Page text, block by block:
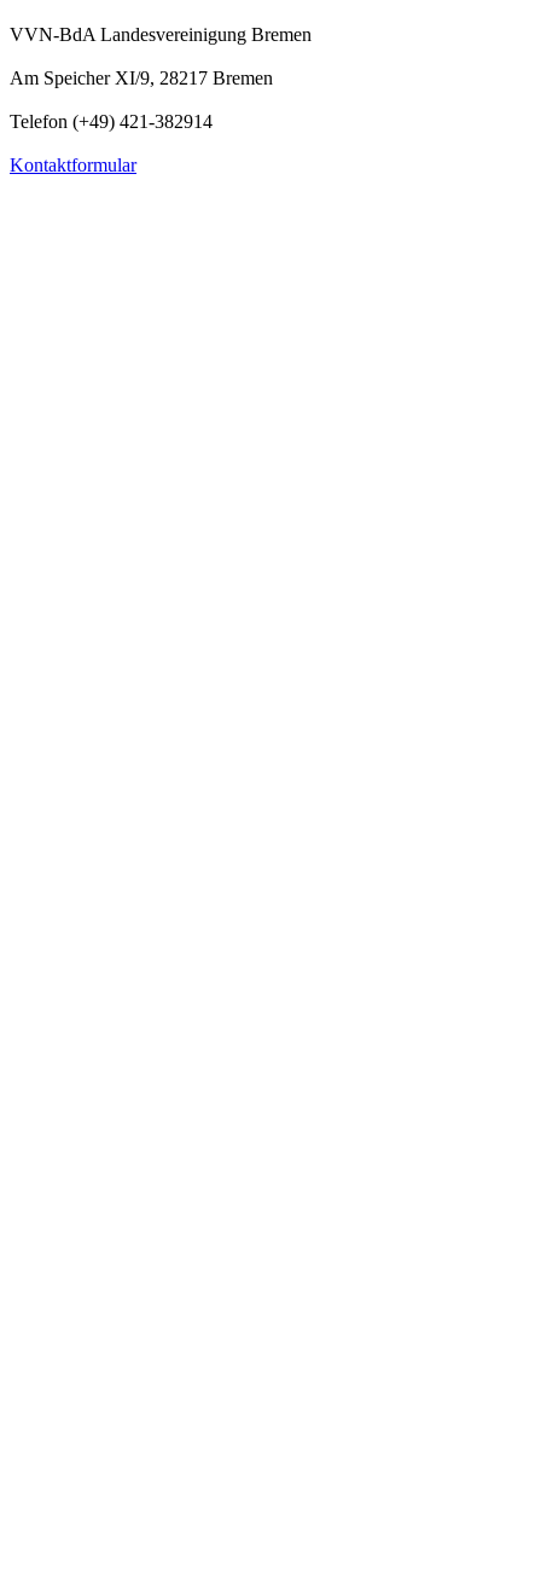
VVN-BdA Landesvereinigung Bremen
Am Speicher XI/9, 28217 Bremen
Telefon (+49) 421-382914
Kontaktformular